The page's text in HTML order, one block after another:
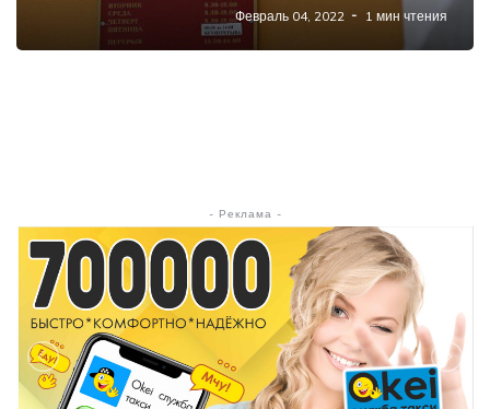
Февраль 04, 2022 1 мин чтения
- Реклама -